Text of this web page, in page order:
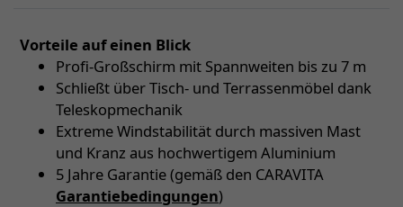
Vorteile auf einen Blick
Profi-Großschirm mit Spannweiten bis zu 7 m
Schließt über Tisch- und Terrassenmöbel dank
Teleskopmechanik
Extreme Windstabilität durch massiven Mast
und Kranz aus hochwertigem Aluminium
5 Jahre Garantie (gemäß den CARAVITA
Garantiebedingungen)